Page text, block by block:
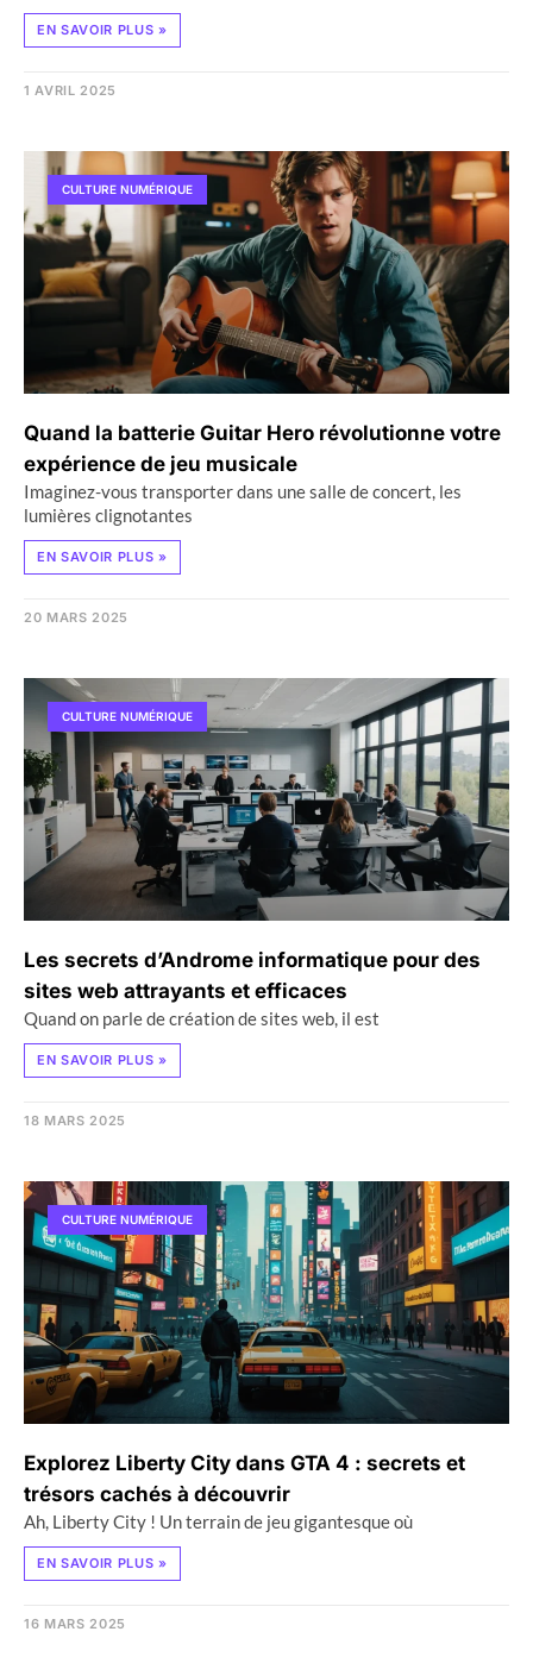
EN SAVOIR PLUS »
1 AVRIL 2025
CULTURE NUMÉRIQUE
Quand la batterie Guitar Hero révolutionne votre
expérience de jeu musicale
Imaginez-vous transporter dans une salle de concert, les
lumières clignotantes
EN SAVOIR PLUS »
20 MARS 2025
CULTURE NUMÉRIQUE
Les secrets d’Androme informatique pour des
sites web attrayants et efficaces
Quand on parle de création de sites web, il est
EN SAVOIR PLUS »
18 MARS 2025
CULTURE NUMÉRIQUE
Explorez Liberty City dans GTA 4 : secrets et
trésors cachés à découvrir
Ah, Liberty City ! Un terrain de jeu gigantesque où
EN SAVOIR PLUS »
16 MARS 2025